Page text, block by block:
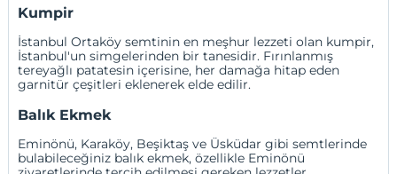
Kumpir
İstanbul Ortaköy semtinin en meşhur lezzeti olan kumpir,
İstanbul'un simgelerinden bir tanesidir. Fırınlanmış
tereyağlı patatesin içerisine, her damağa hitap eden
garnitür çeşitleri eklenerek elde edilir.
Balık Ekmek
Eminönü, Karaköy, Beşiktaş ve Üsküdar gibi semtlerinde
bulabileceğiniz balık ekmek, özellikle Eminönü